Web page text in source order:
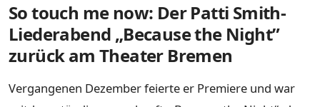
So touch me now: Der Patti Smith-
Liederabend „Because the Night”
zurück am Theater Bremen
Vergangenen Dezember feierte er Premiere und war